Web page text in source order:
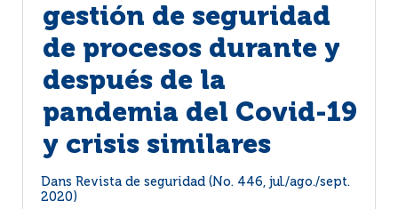
gestión de seguridad
de procesos durante y
después de la
pandemia del Covid-19
y crisis similares
Dans Revista de seguridad (No. 446, jul./ago./sept.
2020)